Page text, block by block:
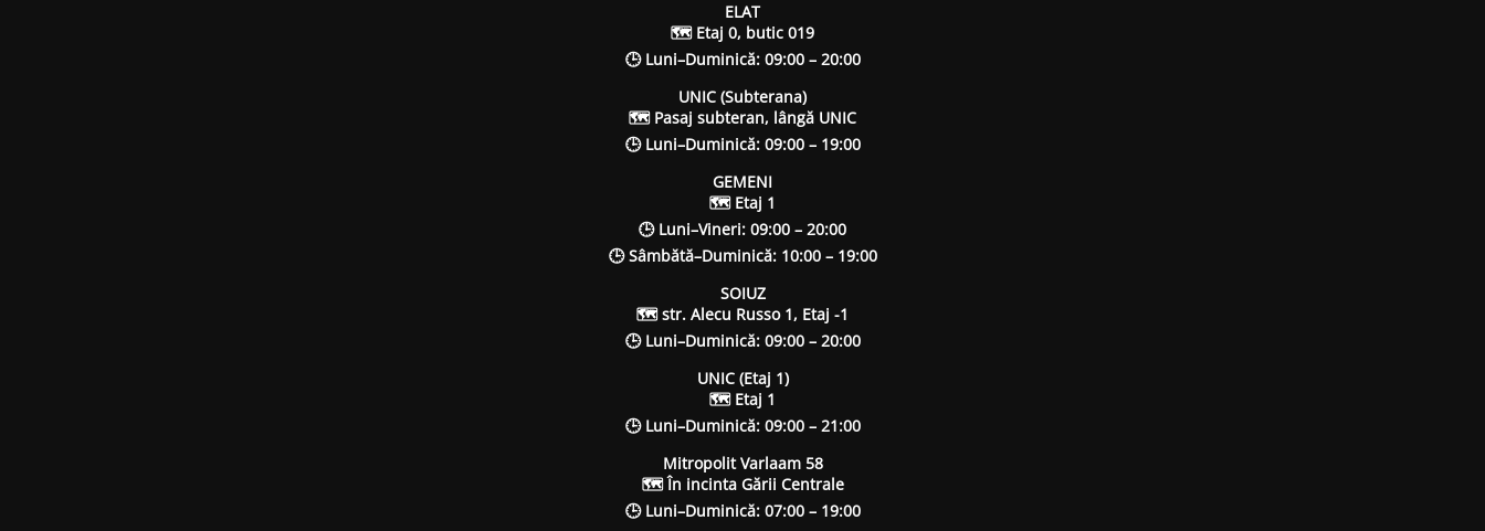
ELAT
🗺 Etaj 0, butic 019
🕒 Luni–Duminică: 09:00 – 20:00
UNIC (Subterana)
🗺 Pasaj subteran, lângă UNIC
🕒 Luni–Duminică: 09:00 – 19:00
GEMENI
🗺 Etaj 1
🕒 Luni–Vineri: 09:00 – 20:00
🕒 Sâmbătă–Duminică: 10:00 – 19:00
SOIUZ
🗺 str. Alecu Russo 1, Etaj -1
🕒 Luni–Duminică: 09:00 – 20:00
UNIC (Etaj 1)
🗺 Etaj 1
🕒 Luni–Duminică: 09:00 – 21:00
Mitropolit Varlaam 58
🗺 În incinta Gării Centrale
🕒 Luni–Duminică: 07:00 – 19:00